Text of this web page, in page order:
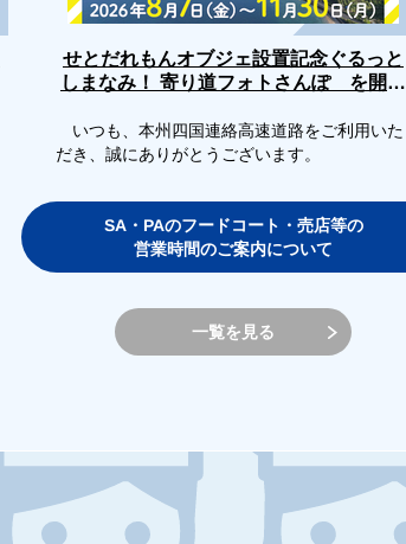
せとだれもんオブジェ設置記念ぐるっと
しまなみ！ 寄り道フォトさんぽ を開催
いつも、本州四国連絡高速道路をご利用いた
だき、誠にありがとうございます。
SA・PAのフードコート・売店等の
営業時間のご案内について
一覧を見る